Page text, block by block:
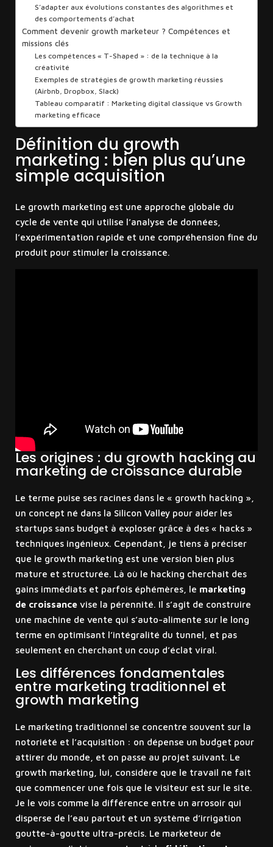
S’adapter aux évolutions constantes des algorithmes et
des comportements d’achat
Comment devenir growth marketeur ? Compétences et
missions clés
Les compétences « T-Shaped » : de la technique à la
créativité
Exemples de stratégies de growth marketing réussies
(Airbnb, Dropbox, Slack)
Tableau comparatif : Marketing digital classique vs Growth
marketing efficace
Définition du growth
marketing : bien plus qu’une
simple acquisition
Le growth marketing est une approche globale du
cycle de vente qui utilise l’analyse de données,
l’expérimentation rapide et une compréhension fine du
produit pour stimuler la croissance.
Les origines : du growth hacking au
marketing de croissance durable
Le terme puise ses racines dans le « growth hacking »,
un concept né dans la Silicon Valley pour aider les
startups sans budget à exploser grâce à des « hacks »
techniques ingénieux. Cependant, je tiens à préciser
que le growth marketing est une version bien plus
mature et structurée. Là où le hacking cherchait des
gains immédiats et parfois éphémères, le marketing
de croissancevise la pérennité. Il s’agit de construire
une machine de vente qui s’auto-alimente sur le long
terme en optimisant l’intégralité du tunnel, et pas
seulement en cherchant un coup d’éclat viral.
Les différences fondamentales
entre marketing traditionnel et
growth marketing
Le marketing traditionnel se concentre souvent sur la
notoriété et l’acquisition : on dépense un budget pour
attirer du monde, et on passe au projet suivant. Le
growth marketing, lui, considère que le travail ne fait
que commencer une fois que le visiteur est sur le site.
Je le vois comme la différence entre un arrosoir qui
disperse de l’eau partout et un système d’irrigation
goutte-à-goutte ultra-précis. Le marketeur de